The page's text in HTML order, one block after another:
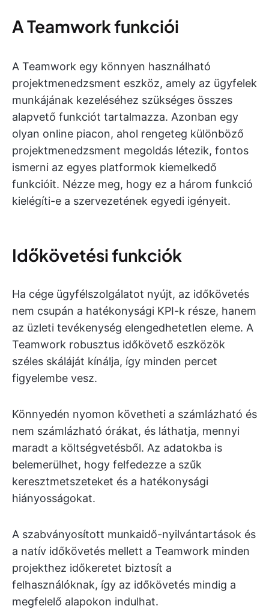
A Teamwork funkciói
A Teamwork egy könnyen használható
projektmenedzsment eszköz, amely az ügyfelek
munkájának kezeléséhez szükséges összes
alapvető funkciót tartalmazza. Azonban egy
olyan online piacon, ahol rengeteg különböző
projektmenedzsment megoldás létezik, fontos
ismerni az egyes platformok kiemelkedő
funkcióit. Nézze meg, hogy ez a három funkció
kielégíti-e a szervezetének egyedi igényeit.
Időkövetési funkciók
Ha cége ügyfélszolgálatot nyújt, az időkövetés
nem csupán a hatékonysági KPI-k része, hanem
az üzleti tevékenység elengedhetetlen eleme. A
Teamwork robusztus időkövető eszközök
széles skáláját kínálja, így minden percet
figyelembe vesz.
Könnyedén nyomon követheti a számlázható és
nem számlázható órákat, és láthatja, mennyi
maradt a költségvetésből. Az adatokba is
belemerülhet, hogy felfedezze a szűk
keresztmetszeteket és a hatékonysági
hiányosságokat.
A szabványosított munkaidő-nyilvántartások és
a natív időkövetés mellett a Teamwork minden
projekthez időkeretet biztosít a
felhasználóknak, így az időkövetés mindig a
megfelelő alapokon indulhat.